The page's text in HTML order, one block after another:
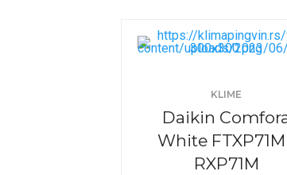
KLIME
Daikin
White
RXP71M